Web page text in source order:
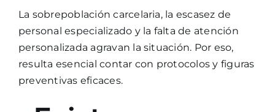
La sobrepoblación carcelaria, la escasez de
personal especializado y la falta de atención
personalizada agravan la situación. Por eso,
resulta esencial contar con protocolos y figuras
preventivas eficaces.